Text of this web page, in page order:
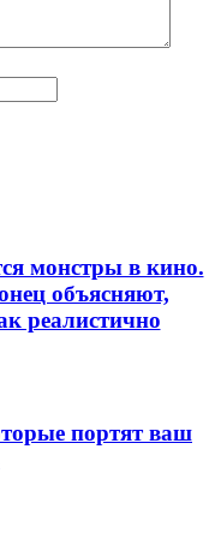
монстры в кино.
объясняют,
реалистично
портят ваш